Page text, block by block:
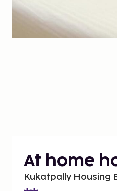
At home
Kukatpally Housing